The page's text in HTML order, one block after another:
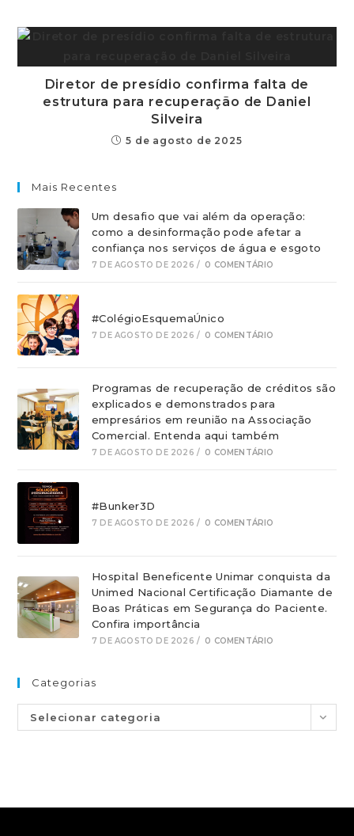
Diretor de presídio confirma falta de
estrutura para recuperação de Daniel
Silveira
5 de agosto de 2025
Mais Recentes
Um desafio que vai além da operação:
como a desinformação pode afetar a
confiança nos serviços de água e esgoto
7 DE AGOSTO DE 2026 / 0 COMENTÁRIO
#ColégioEsquemaÚnico
7 DE AGOSTO DE 2026 / 0 COMENTÁRIO
Programas de recuperação de créditos são
explicados e demonstrados para
empresários em reunião na Associação
Comercial. Entenda aqui também
7 DE AGOSTO DE 2026 / 0 COMENTÁRIO
#Bunker3D
7 DE AGOSTO DE 2026 / 0 COMENTÁRIO
Hospital Beneficente Unimar conquista da
Unimed Nacional Certificação Diamante de
Boas Práticas em Segurança do Paciente.
Confira importância
7 DE AGOSTO DE 2026 / 0 COMENTÁRIO
Categorias
Selecionar categoria